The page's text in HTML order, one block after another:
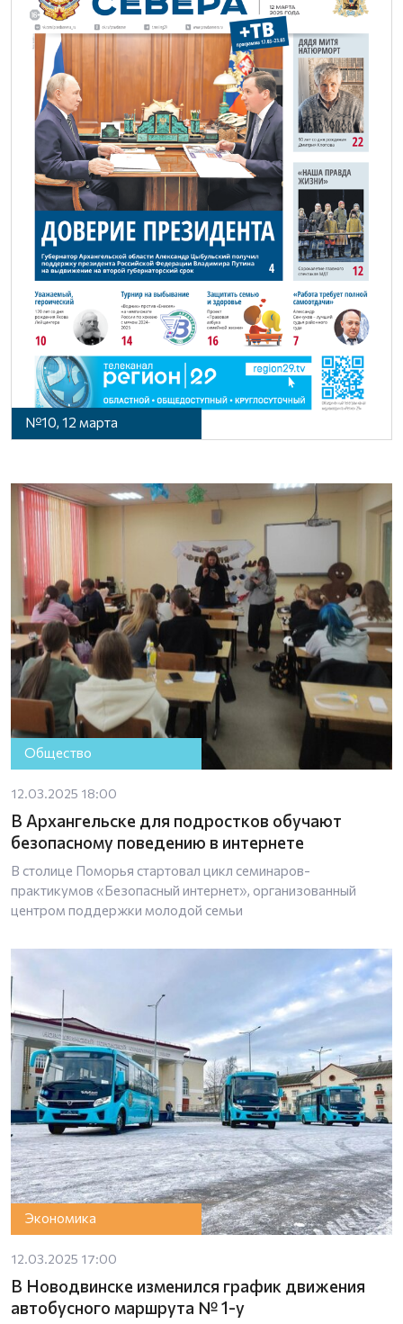
№10, 12 марта
Общество
12.03.2025 18:00
В Архангельске для подростков обучают
безопасному поведению в интернете
В столице Поморья стартовал цикл семинаров-
практикумов «Безопасный интернет», организованный
центром поддержки молодой семьи
Экономика
12.03.2025 17:00
В Новодвинске изменился график движения
автобусного маршрута № 1-у